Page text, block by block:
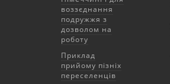
воззєднання
подружжя з
дозволом на
роботу
Приклад
прийому пізніх
переселенців